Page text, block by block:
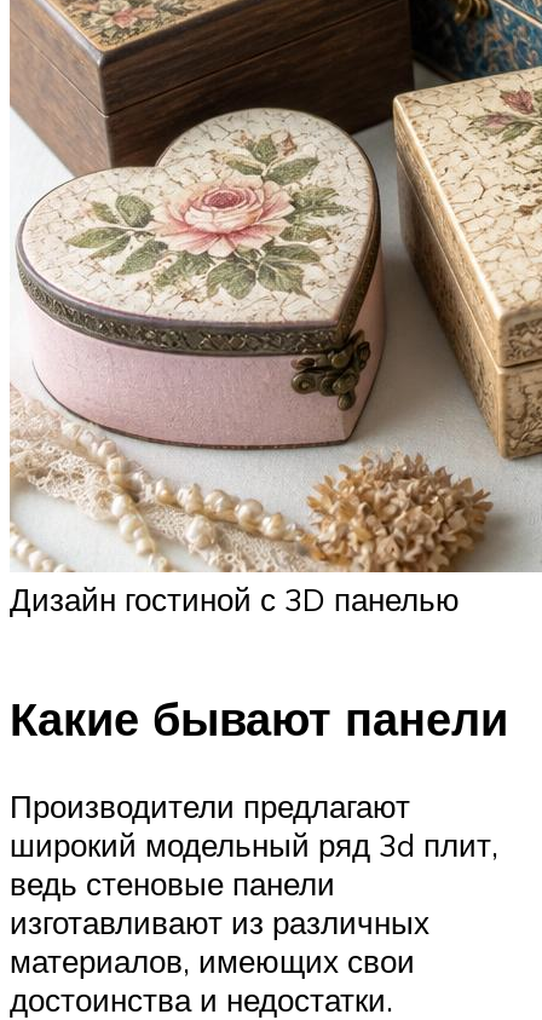
Дизайн гостиной с 3D панелью
Какие бывают панели
Производители предлагают
широкий модельный ряд 3d плит,
ведь стеновые панели
изготавливают из различных
материалов, имеющих свои
достоинства и недостатки.